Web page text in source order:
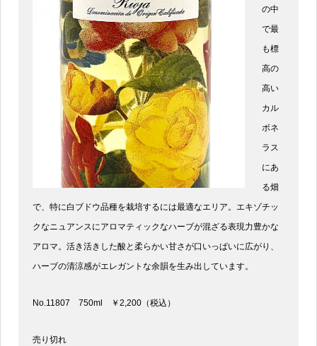
の中
で最
も標
高の
高い
カル
ボネ
ラス
にあ
る畑
で、特に白ブドウ品種を栽培するには最適なエリア。エキゾチッ
クなニュアンスにアロマティックなハーブが混ざる表現力豊かな
アロマ。活き活きした酸と柔らかい甘さが口いっぱいに広がり、
ハーブの清涼感がエレガントな余韻を生み出しています。
No.11807 750ml ￥2,200（税込）
売り切れ